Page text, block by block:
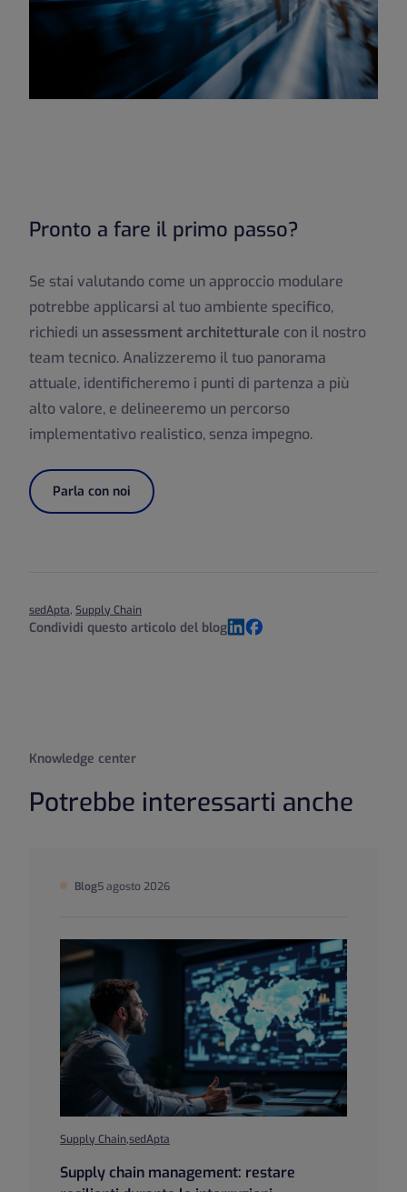
Pronto a fare il primo passo?
Se stai valutando come un approccio modulare
potrebbe applicarsi al tuo ambiente specifico,
richiedi unassessment architetturale con il nostro
team tecnico. Analizzeremo il tuo panorama
attuale, identificheremo i punti di partenza a più
alto valore, e delineeremo un percorso
implementativo realistico, senza impegno.
Parla con noi
sedApta, Supply Chain
Condividi questo articolo del blogLinkedIn
Facebook
Knowledge center
Potrebbe interessarti anche
Blog5 agosto 2026
Supply Chain,sedApta
Supply chain management: restare